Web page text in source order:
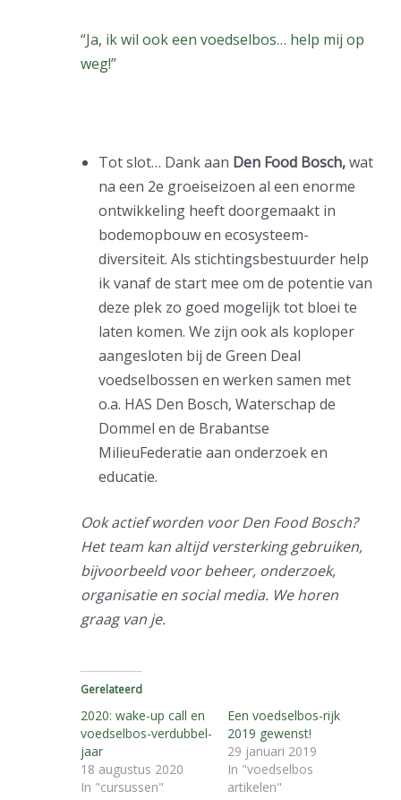
“Ja, ik wil ook een voedselbos… help mij op
weg!”
Tot slot… Dank aan Den Food Bosch,wat
na een 2e groeiseizoen al een enorme
ontwikkeling heeft doorgemaakt in
bodemopbouw en ecosysteem-
diversiteit. Als stichtingsbestuurder help
ik vanaf de start mee om de potentie van
deze plek zo goed mogelijk tot bloei te
laten komen. We zijn ook als koploper
aangesloten bij de Green Deal
voedselbossen en werken samen met
o.a. HAS Den Bosch, Waterschap de
Dommel en de Brabantse
MilieuFederatie aan onderzoek en
educatie.
Ook actief worden voor Den Food Bosch?
Het team kan altijd versterking gebruiken,
bijvoorbeeld voor beheer, onderzoek,
organisatie en social media. We horen
graag van je.
Gerelateerd
2020: wake-up call en
voedselbos-verdubbel-
jaar
18 augustus 2020
In "cursussen"
Een voedselbos-rijk
2019 gewenst!
29 januari 2019
In "voedselbos
artikelen"